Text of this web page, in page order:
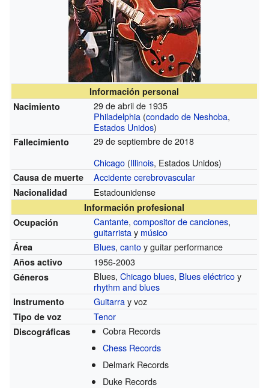
Información personal
Nacimiento
29 de abril de 1935
Philadelphia (condado de Neshoba,
Estados Unidos)
Fallecimiento
29 de septiembre de 2018
Chicago (Illinois, Estados Unidos)
Causa de muerte Accidente cerebrovascular
Nacionalidad Estadounidense
Información profesional
Ocupación
Cantante,compositor de canciones,
guitarristay músico
Área Blues,cantoy guitar performance
Años activo 1956-2003
Géneros Blues,Chicago blues, Blues eléctricoy
rhythm and blues
Instrumento Guitarray voz
Tipo de voz Tenor
Discográficas
Cobra Records
Chess Records
Delmark Records
Duke Records